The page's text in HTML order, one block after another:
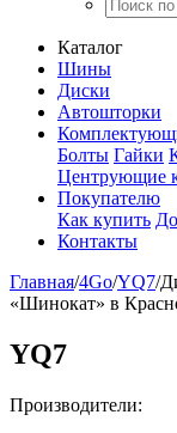
Каталог
Шины
Диски
Автошторки
Болты Гайки
Центрующие
Покупателю
Как купить
Контакты
Главная/4Go/YQ7/
«Шинокат» в
YQ7
Производители: